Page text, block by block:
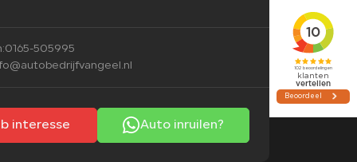
0165-505995
interesse Auto inruilen?